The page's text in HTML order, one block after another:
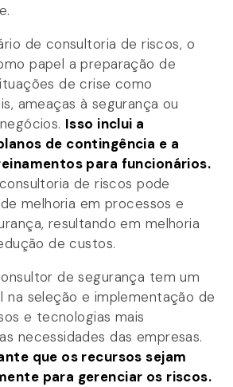
de consultoria de riscos, o
papel a preparação de
de crise como
ameaças à segurança ou
Isso inclui a
de contingência e a
para funcionários.
de riscos pode
melhoria em processos e
resultando em melhoria
de custos.
de segurança tem um
na seleção e implementação de
e tecnologias mais
necessidades das empresas.
que os recursos sejam
para gerenciar os riscos.